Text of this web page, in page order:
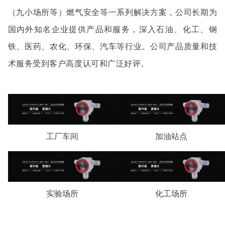
（九小场所等）燃气安全等一系列解决方案，公司长期为
国内外知名企业提供产品和服务，深入石油、化工、钢
铁、医药、农化、环保、汽车等行业。公司产品质量和技
术服务受到客户高度认可和广泛好评。
工厂车间 加油站点
实验场所 化工场所